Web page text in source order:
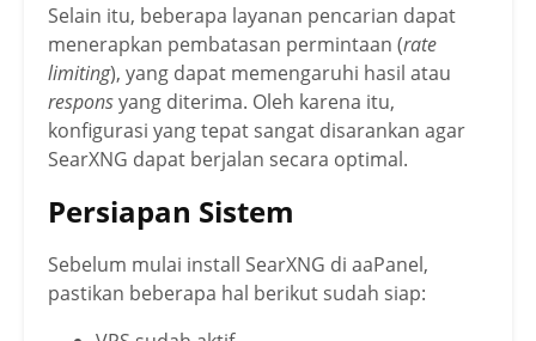
Selain itu, beberapa layanan pencarian dapat
menerapkan pembatasan permintaan (rate
limiting), yang dapat memengaruhi hasil atau
responsyang diterima. Oleh karena itu,
konfigurasi yang tepat sangat disarankan agar
SearXNG dapat berjalan secara optimal.
Persiapan Sistem
Sebelum mulai install SearXNG di aaPanel,
pastikan beberapa hal berikut sudah siap: